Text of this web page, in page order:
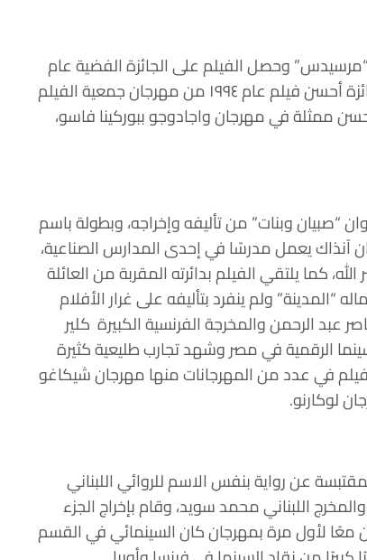
الثاني “مرسيدس” وحصل الفيلم على الجائزة الفضية عام
١٩٩٤ من مهرجان خريبكة للسينما الإفريقية بالمغرب، وجائزة أحسن فيلم عام ١٩٩٤ من مهرجان جمعية الفيلم
يسرا عام ١٩٩٥ على جائزة أحسن ممثلة في مهرجان واجادوجو ببوركينا فاسو،
بعنوان “صبيان وبنات” من تأليفه وإخراجه، وبطولة باسم
يعمل مدرسًا في إحدى المدارس الصناعية،
كما يلتقي الفيلم بدائرته المقربة من العائلة
أهم أعماله “المدينة” ولم ينفرد بتأليفه على غرار الأفلام
عبد الرحمن والمخرجة الفرنسية الكبيرة كلير
الرقمية في مصر وشهد تجارب طليعية كثيرة
في عدد من المهرجانات منها مهرجان شيكاغو
لوكارنو.
عن رواية بنفس الاسم للروائي اللبناني
اللبناني محمد سويد، وقام بإخراج الجزء
معًا لأول مرة بمهرجان كان السينمائي في القسم